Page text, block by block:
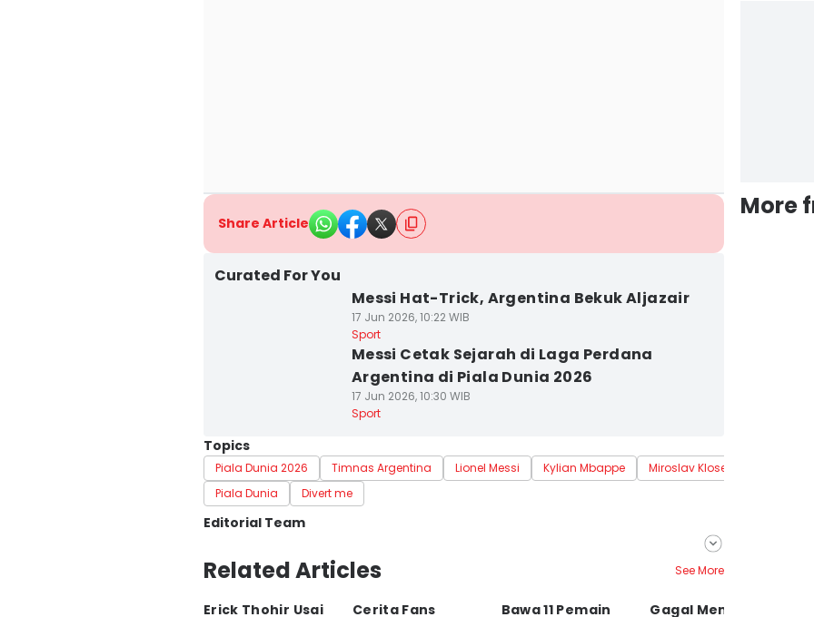
Share Article
Curated For You
Messi Hat-Trick, Argentina Bekuk Aljazair
17 Jun 2026, 10:22 WIB
Sport
Messi Cetak Sejarah di Laga Perdana
Argentina di Piala Dunia 2026
17 Jun 2026, 10:30 WIB
Sport
Topics
Piala Dunia 2026 Timnas Argentina Lionel Messi Kylian Mbappe Miroslav Klose
Piala Dunia
Divert me
Editorial Team
Editor
Satria Permana
Related Articles See More
Erick Thohir Usai Cerita Fans Bawa 11 Pemain Gagal Menang,
More